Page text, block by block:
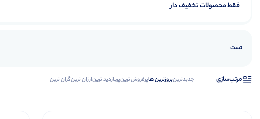
فقط محصولات تخفیف دار
تست
مرتب‌سازی جدیدترینبروزترین هاپرفروش ترینپربازدید ترینارزان ترینگران ترین